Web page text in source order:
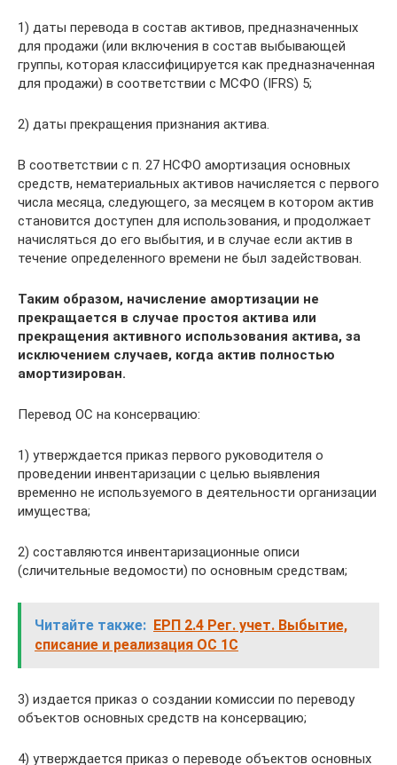
1) даты перевода в состав активов, предназначенных
для продажи (или включения в состав выбывающей
группы, которая классифицируется как предназначенная
для продажи) в соответствии с МСФО (IFRS) 5;
2) даты прекращения признания актива.
В соответствии с п. 27 НСФО амортизация основных
средств, нематериальных активов начисляется с первого
числа месяца, следующего, за месяцем в котором актив
становится доступен для использования, и продолжает
начисляться до его выбытия, и в случае если актив в
течение определенного времени не был задействован.
Таким образом, начисление амортизации не
прекращается в случае простоя актива или
прекращения активного использования актива, за
исключением случаев, когда актив полностью
амортизирован.
Перевод ОС на консервацию:
1) утверждается приказ первого руководителя о
проведении инвентаризации с целью выявления
временно не используемого в деятельности организации
имущества;
2) составляются инвентаризационные описи
(сличительные ведомости) по основным средствам;
Читайте также: ЕРП 2.4 Рег. учет. Выбытие,
списание и реализация ОС 1С
3) издается приказ о создании комиссии по переводу
объектов основных средств на консервацию;
4) утверждается приказ о переводе объектов основных